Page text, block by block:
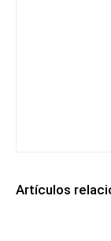
Artículos